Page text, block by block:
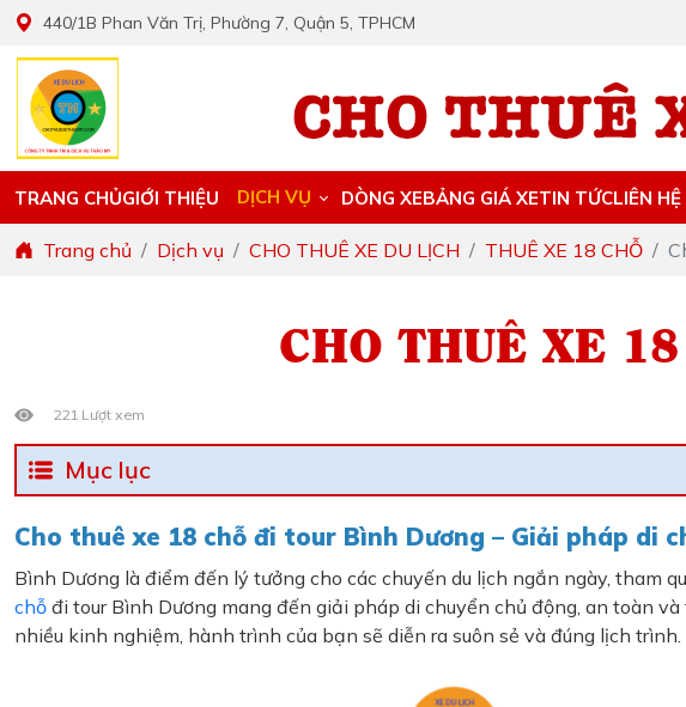
440/1B Phan Văn Trị, Phường 7, Quận 5, TPHCM
TRANG CHỦGIỚI THIỆU DỊCH VỤ DÒNG XEBẢNG GIÁ XETIN TỨCLIÊN HỆ
Trang chủ Dịch vụ CHO THUÊ XE DU LỊCH THUÊ XE 18 CHỖ
CHO THUÊ XE
221 Lượt xem
Mục lục
Cho thuê xe 18 chỗ đi tour Bình Dương – Giải pháp di
Bình Dương là điểm đến lý tưởng cho các chuyến du lịch ngắn ngày, tham
chỗ đi tour Bình Dương mang đến giải pháp di chuyển chủ động, an toàn
nhiều kinh nghiệm, hành trình của bạn sẽ diễn ra suôn sẻ và đúng lịch trình.